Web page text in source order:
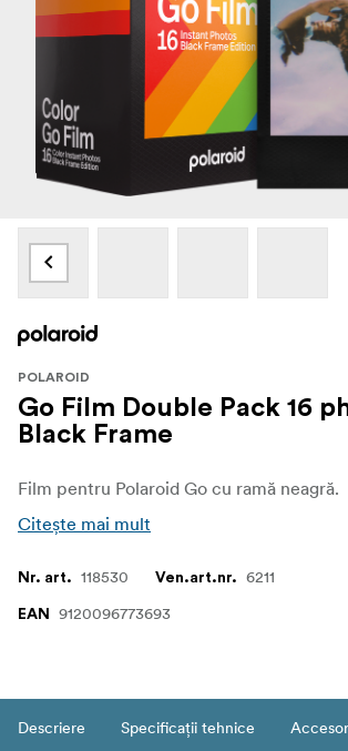
POLAROID
Go Film Double Pack 16
Black Frame
Film pentru Polaroid Go cu ramă neagră.
Citește mai mult
Nr. art. 118530 Ven.art.nr. 6211
EAN 9120096773693
Descriere Specificații tehnice